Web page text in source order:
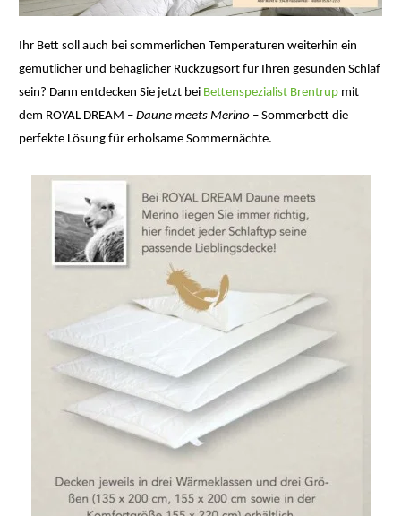
Ihr Bett soll auch bei sommerlichen Temperaturen weiterhin ein
gemütlicher und behaglicher Rückzugsort für Ihren gesunden Schlaf
sein? Dann entdecken Sie jetzt bei Bettenspezialist Brentrup mit
dem ROYAL DREAM –Daune meets Merino – Sommerbett die
perfekte Lösung für erholsame Sommernächte.